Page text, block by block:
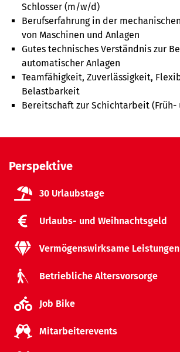
Schlosser (m/w/d)
Berufserfahrung in der
von Maschinen und Anlagen
Gutes technisches Verständnis zur
automatischer Anlagen
Teamfähigkeit, Zuverlässigkeit,
Belastbarkeit
Bereitschaft zur Schichtarbeit
Perspektive
30 Urlaubstage
Urlaubs- und Weihnachtsgeld
Vermögenswirksame Leistungen
Betriebliche Altersvorsorge
Job Bike
Mitarbeiterevents